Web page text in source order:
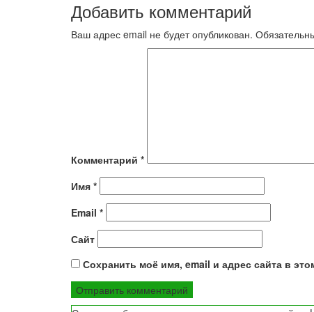
записям
Добавить комментарий
Ваш адрес email не будет опубликован.
Комментарий *
Имя *
Email *
Сайт
Сохранить моё имя, email и адрес сайта в